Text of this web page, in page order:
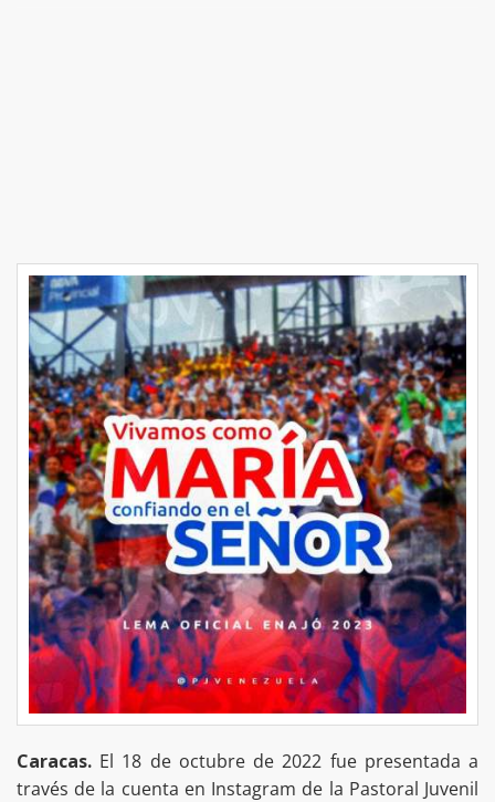
Caracas. El 18 de octubre de 2022 fue presentada a
través de la cuenta en Instagram de la Pastoral Juvenil